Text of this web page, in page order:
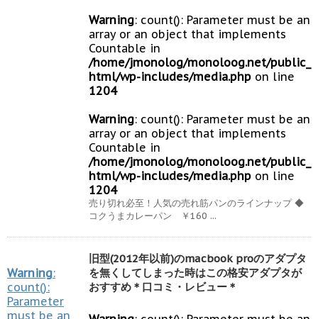
Warning: count(): Parameter must be an
array or an object that implements
Countable in
/home/jmonolog/monoloog.net/public_
html/wp-includes/media.php on line
1204
Warning: count(): Parameter must be an
array or an object that implements
Countable in
/home/jmonolog/monoloog.net/public_
html/wp-includes/media.php on line
1204
売り切れ必至！人気の売れ筋パンのラインナップ ◆
コクうまカレーパン ￥160 ...
Warning:
count():
Parameter
must be an
旧型(2012年以前)のmacbook proのアダプタ
を無くしてしまった時はこの格安アダプタが
おすすめ＊口コミ・レビュー＊